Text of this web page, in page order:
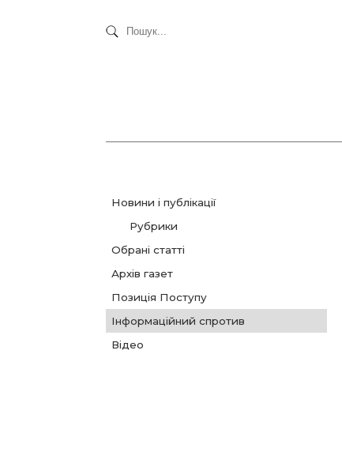
Новини і публікації
Рубрики
Обрані статті
Архів газет
Позиція Поступу
Інформаційний спротив
Відео